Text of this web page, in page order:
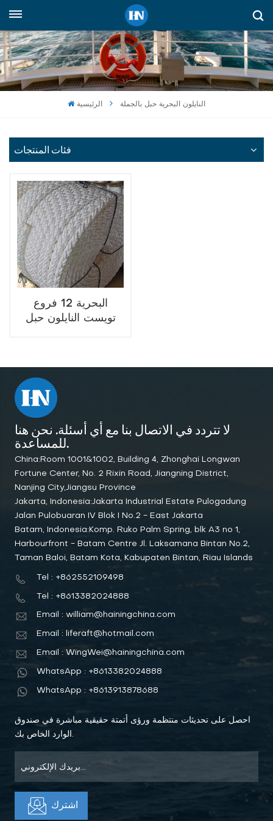
العربية
English
русский
الرئيسية النايلون البحرية حبل بالجملة
فئات المنتجات
البحرية 12 فروع
تويست النايلون حبل
لا تتردد في الاتصال بنا مع أي أسئلة. نحن هنا
للمساعدة.
China:Room 1001&1002, Building 4, Zhonghai Longwan
Fortune Center, No. 2 Rixin Road, Jiangning District,
Nanjing City,Jiangsu Province
Jakarta, Indonesia:Jakarta Industrial Estate Pulogadung
Jalan Pulobuaran IV Blok I No.2 - East Jakarta
Batam, Indonesia:Komp. Ruko Palm Spring, blk A3 no 1,
Harbourfront - Batam Centre Jl. Laksamana Bintan No.2,
Taman Baloi, Batam Kota, Kabupaten Bintan, Riau Islands
Tel : +862552109498
Tel : +8613382024888
Email : william@hainingchina.com
Email : liferaft@hotmail.com
Email : WingWei@hainingchina.com
WhatsApp : +8613382024888
WhatsApp : +8613913878688
احصل على تحديثات منتظمة ورؤى أتمتة حقيقية مباشرة في صندوق
الوارد الخاص بك.